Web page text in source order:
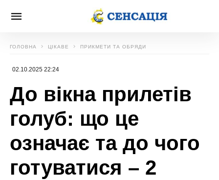
ГОЛОВНА ЦІКАВЕ ПРИКМЕТИ ТА ОБРЯДИ
02.10.2025 22:24
До вікна прилетів
голуб: що це
означає та до чого
готуватися – 2